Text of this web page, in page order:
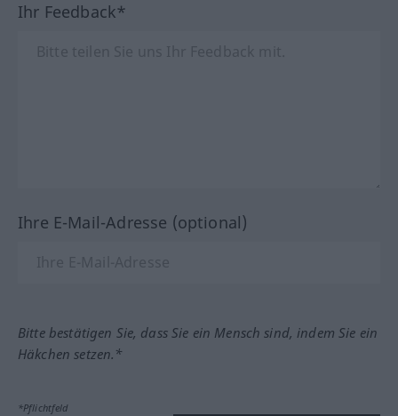
Ihr Feedback*
Ihre E-Mail-Adresse (optional)
Bitte bestätigen Sie, dass Sie ein Mensch sind, indem Sie ein
Häkchen setzen.*
*Pflichtfeld